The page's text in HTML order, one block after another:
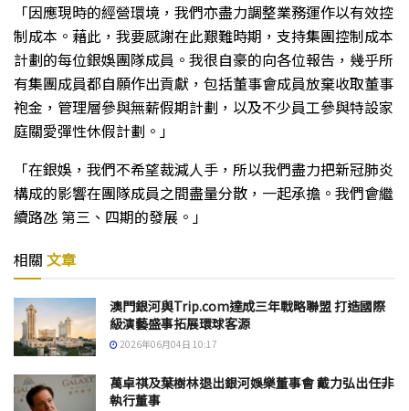
「因應現時的經營環境，我們亦盡力調整業務運作以有效控
制成本。藉此，我要感謝在此艱難時期，支持集團控制成本
計劃的每位銀娛團隊成員。我很自豪的向各位報告，幾乎所
有集團成員都自願作出貢獻，包括董事會成員放棄收取董事
袍金，管理層參與無薪假期計劃，以及不少員工參與特設家
庭關愛彈性休假計劃。」
「在銀娛，我們不希望裁減人手，所以我們盡力把新冠肺炎
構成的影響在團隊成員之間盡量分散，一起承擔。我們會繼
續路氹 第三、四期的發展。」
相關 文章
澳門銀河與Trip.com達成三年戰略聯盟 打造國際
級演藝盛事拓展環球客源
2026年06月04日 10:17
萬卓祺及葉樹林退出銀河娛樂董事會 戴力弘出任非
執行董事